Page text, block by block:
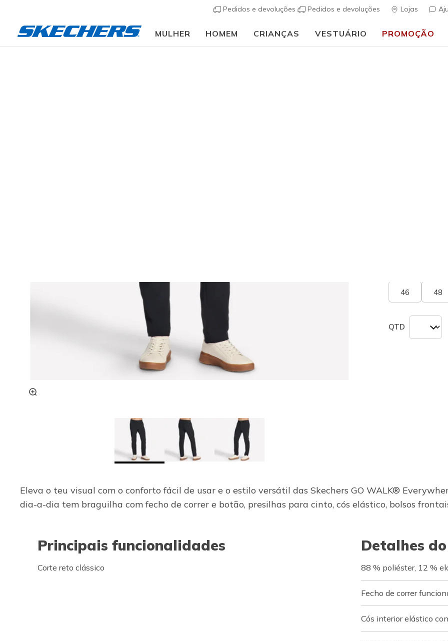
Pedidos e devoluções Pedidos e devoluções Lojas
MULHER HOMEM CRIANÇAS VESTUÁRIO PROMOÇÃO
46 48
QTD
Eleva o teu visual com o conforto fácil de usar e o estilo versátil das Skechers GO WALK®
dia-a-dia tem braguilha com fecho de correr e botão, presilhas para cinto, cós elástico, bolsos
Principais funcionalidades
Corte reto clássico
Detalhes
88 % poliéster, 12 %
Fecho de correr
Cós interior elástico